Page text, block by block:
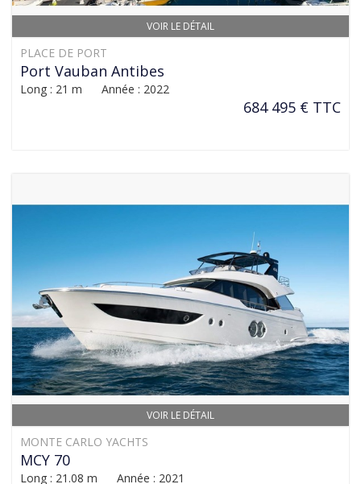
VOIR LE DÉTAIL
PLACE DE PORT
Port Vauban Antibes
Long : 21 m Année : 2022
684 495 € TTC
VOIR LE DÉTAIL
MONTE CARLO YACHTS
MCY 70
Long : 21.08 m Année : 2021